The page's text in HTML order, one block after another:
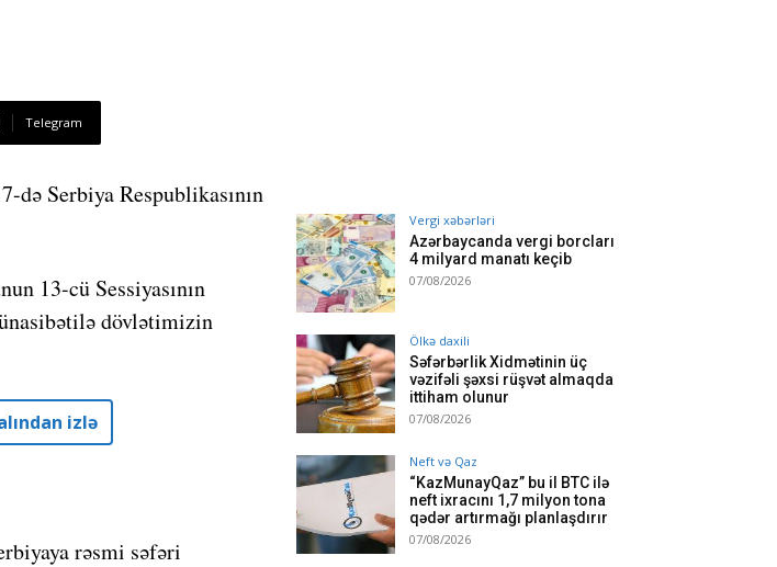
Telegram
də Serbiya Respublikasının
13-cü Sessiyasının
dövlətimizin
izlə
rəsmi səfəri
Vergi xəbərləri
Azərbaycanda vergi borcları
4 milyard manatı keçib
07/08/2026
Ölkə daxili
Səfərbərlik Xidmətinin üç
vəzifəli şəxsi rüşvət almaqda
ittiham olunur
07/08/2026
Neft və Qaz
“KazMunayQaz” bu il BTC ilə
neft ixracını 1,7 milyon tona
qədər artırmağı planlaşdırır
07/08/2026